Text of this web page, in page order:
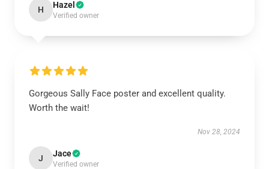
H Hazel
Verified owner
Gorgeous Sally Face poster and excellent quality.
Worth the wait!
Nov 28, 2024
J Jace
Verified owner